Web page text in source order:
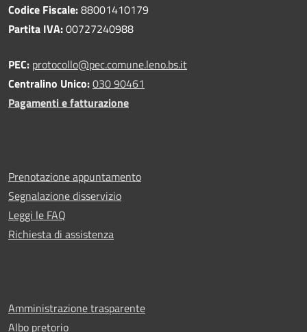
Codice Fiscale:88001410179
Partita IVA:00727240988
PEC: protocollo@pec.comune.leno.bs.it
Centralino Unico:030 90461
Pagamenti e fatturazione
Prenotazione appuntamento
Segnalazione disservizio
Leggi le FAQ
Richiesta di assistenza
Amministrazione trasparente
Albo pretorio